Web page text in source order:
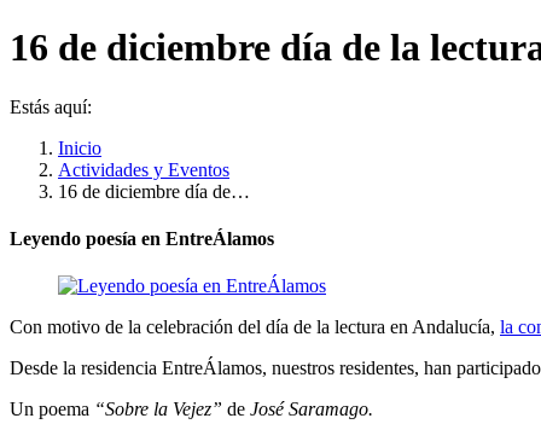
16 de diciembre día de la
Estás aquí:
Inicio
Actividades y Eventos
16 de diciembre día de…
Leyendo poesía en EntreÁlamos
Con motivo de la celebración del día de la lectura en Andalucía, la
Desde la residencia EntreÁlamos, nuestros residentes, han
Un poema “Sobre la Vejez” de José Saramago.